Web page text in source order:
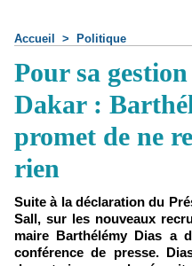
Accueil > Politique
Pour sa
Dakar :
promet de ne
rien
Suite à la déclaration du
Sall, sur les nouveaux
maire Barthélémy Dias a
conférence de presse.